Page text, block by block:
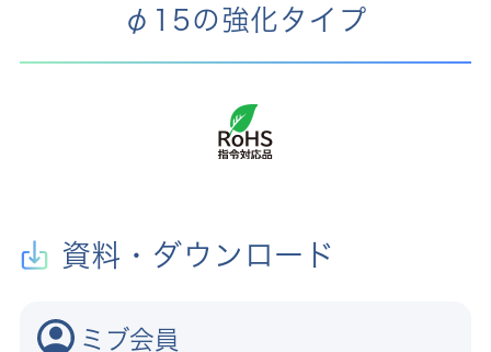
φ15の強化タイプ
資料・ダウンロード
ミブ会員